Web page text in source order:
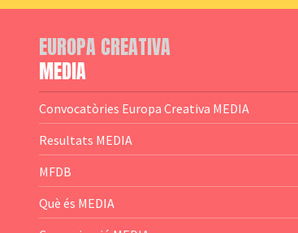
EUROPA CREATIVA
MEDIA
Convocatòries Europa Creativa MEDIA
— Content Cluster
— Business Cluster
— Audience Cluster
Resultats MEDIA
MFDB
Què és MEDIA